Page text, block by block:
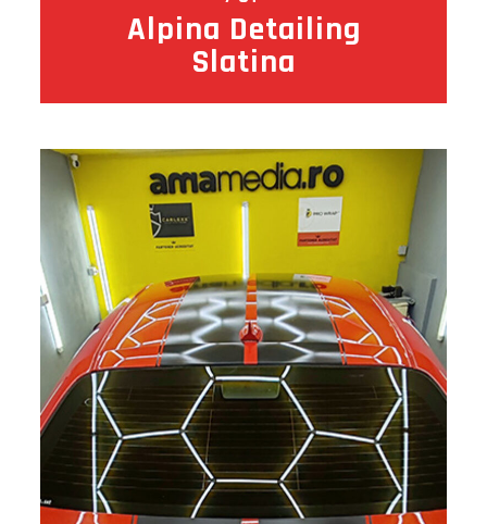
Alpina Detailing
Slatina